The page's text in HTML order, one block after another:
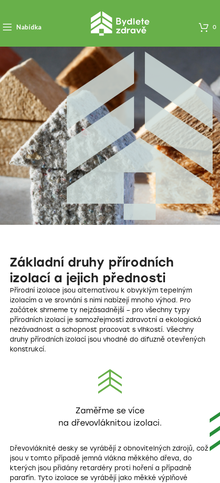
Nabídka 0
Základní druhy přírodních
izolací a jejich přednosti
Přírodní izolace jsou alternativou k obvyklým tepelným
izolacím a ve srovnání s nimi nabízejí mnoho výhod. Pro
začátek shrneme ty nejzásadnější – pro všechny typy
přírodních izolací je samozřejmostí zdravotní a ekologická
nezávadnost a schopnost pracovat s vlhkostí. Všechny
druhy přírodních izolací jsou vhodné do difuzně otevřených
konstrukcí.
Zaměřme se více
na dřevovláknitou izolaci.
Dřevovláknité desky se vyrábějí z obnovitelných zdrojů, což
jsou v tomto případě jemná vlákna měkkého dřeva, do
kterých jsou přidány retardéry proti hoření a případně
parafín. Tyto izolace se vyrábějí jako měkké výplňové